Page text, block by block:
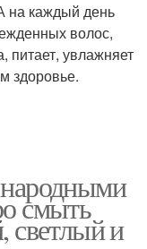
на каждый день
волос,
питает, увлажняет
здоровье.
смыть
светлый и